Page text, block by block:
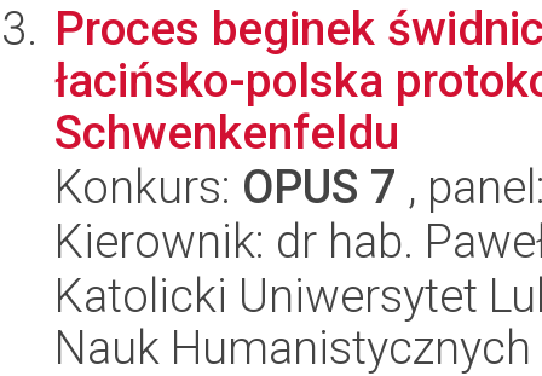
Proces beginek
łacińsko-polska
Schwenkenfeldu
Konkurs: OPUS 7 ,
Kierownik: dr hab.
Katolicki Uniwersytet
Nauk Humanistycznych